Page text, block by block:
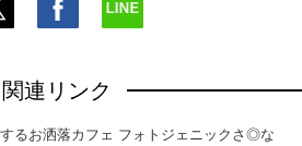
関連リンク
るお洒落カフェ フォトジェニックさ◎な